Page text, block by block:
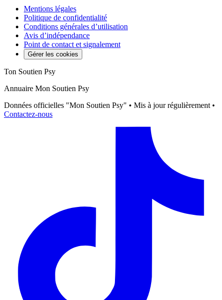
Mentions légales
Politique de confidentialité
Conditions générales d’utilisation
Avis d’indépendance
Point de contact et signalement
Gérer les cookies
Ton Soutien Psy
Annuaire Mon Soutien Psy
Données officielles "Mon Soutien Psy" • Mis à jour régulièrement •
Contactez-nous